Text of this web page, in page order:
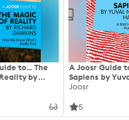
to... The
by
How
A Joosr Guide
Sapiens by
Harari: A Brief
Joosr
5